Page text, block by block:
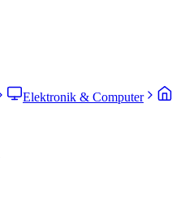
Elektronik & Computer